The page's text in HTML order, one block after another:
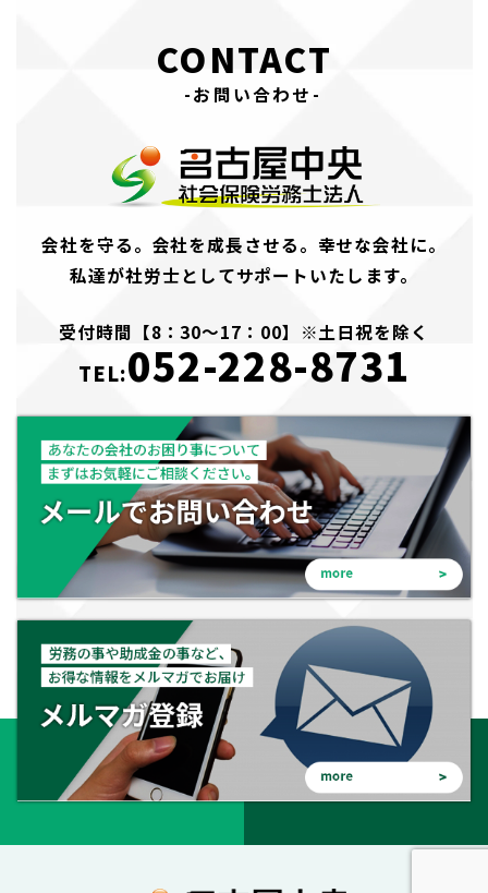
CONTACT
-お問い合わせ-
会社を守る。会社を成長させる。幸せな会社に。
私達が社労士としてサポートいたします。
受付時間【8：30～17：00】※土日祝を除く
TEL:052-228-8731